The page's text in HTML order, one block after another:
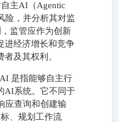
自主AI（Agentic
险，并分析其对监
监管应作为创新
进经济增长和竞争
及其权利。
AI 是指能够自主行
AI系统。它不同于
应查询和创建输
、规划工作流